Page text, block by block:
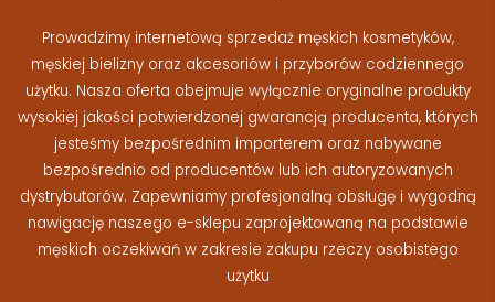
Prowadzimy internetową sprzedaż męskich kosmetyków,
męskiej bielizny oraz akcesoriów i przyborów codziennego
użytku. Nasza oferta obejmuje wyłącznie oryginalne produkty
wysokiej jakości potwierdzonej gwarancją producenta, których
jesteśmy bezpośrednim importerem oraz nabywane
bezpośrednio od producentów lub ich autoryzowanych
dystrybutorów. Zapewniamy profesjonalną obsługę i wygodną
nawigację naszego e-sklepu zaprojektowaną na podstawie
męskich oczekiwań w zakresie zakupu rzeczy osobistego
użytku